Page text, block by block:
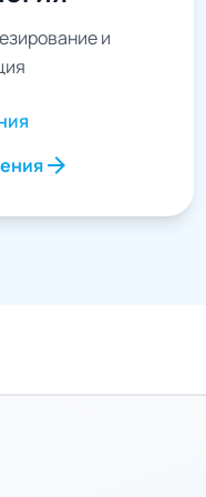
и
arrow_forward